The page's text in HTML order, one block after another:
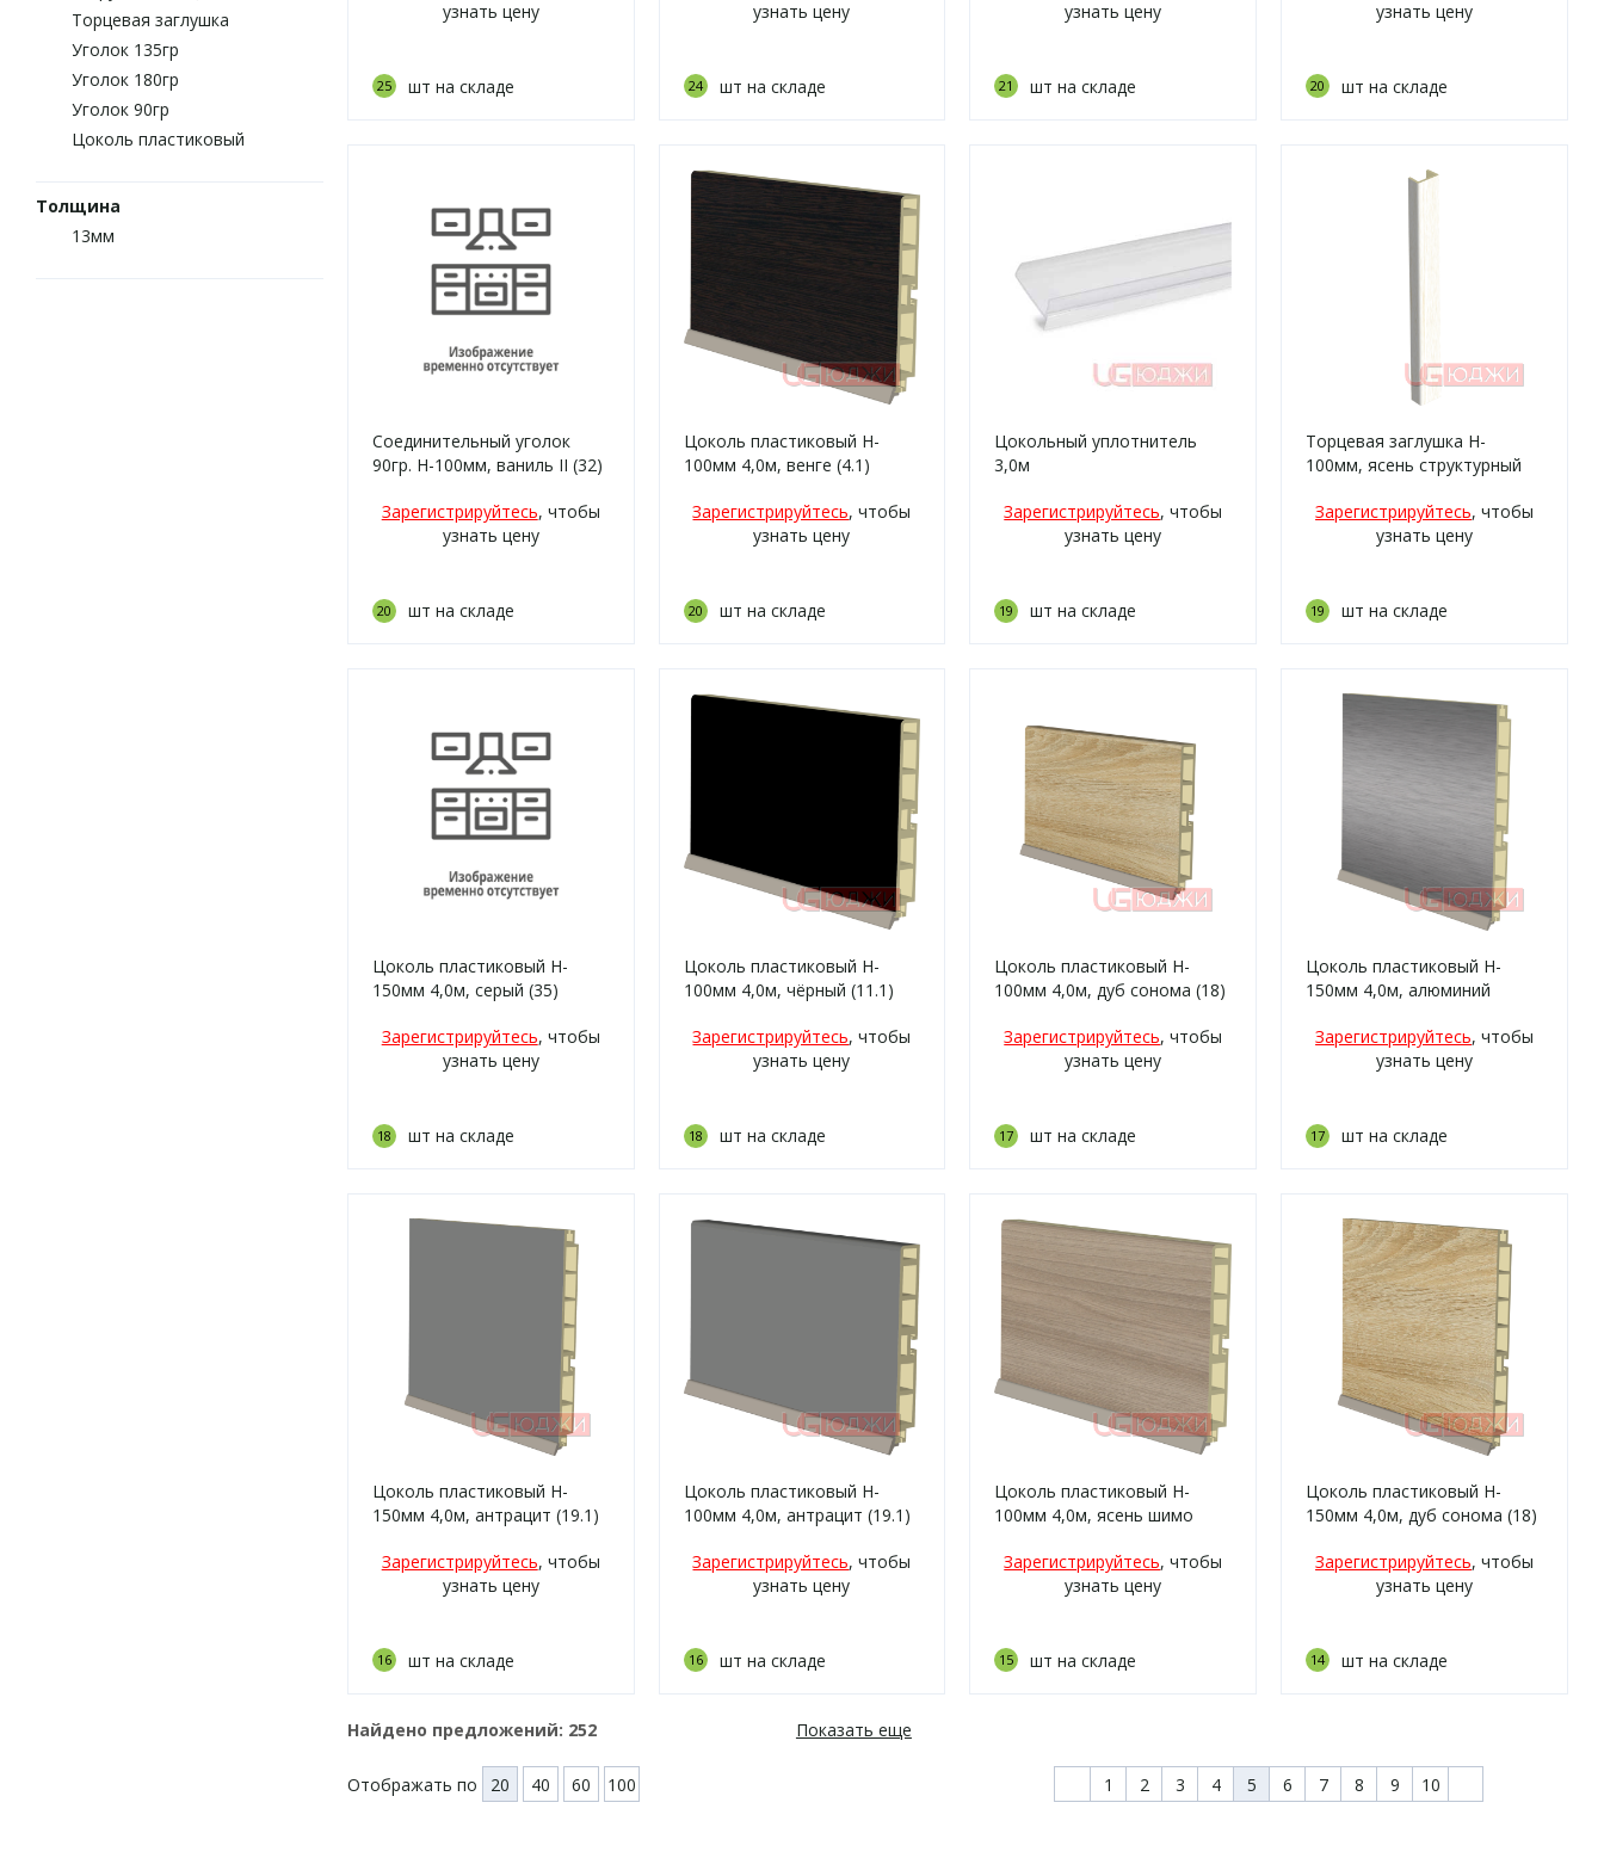
Торцевая заглушка
Уголок 135гр
Уголок 180гр
Уголок 90гр
Цоколь пластиковый
Толщина
13мм
узнать цену
25 шт на складе
узнать цену
24 шт на складе
узнать цену
21 шт на складе
узнать цену
20 шт на складе
Соединительный уголок
90гр. H-100мм, ваниль II (32)
Зарегистрируйтесь, чтобы
узнать цену
20 шт на складе
Цоколь пластиковый H-
100мм 4,0м, венге (4.1)
Зарегистрируйтесь, чтобы
узнать цену
20 шт на складе
Цокольный уплотнитель
3,0м
Зарегистрируйтесь, чтобы
узнать цену
19 шт на складе
Торцевая заглушка H-
100мм, ясень структурный
Зарегистрируйтесь, чтобы
узнать цену
19 шт на складе
Цоколь пластиковый H-
150мм 4,0м, серый (35)
Зарегистрируйтесь, чтобы
узнать цену
18 шт на складе
Цоколь пластиковый H-
100мм 4,0м, чёрный (11.1)
Зарегистрируйтесь, чтобы
узнать цену
18 шт на складе
Цоколь пластиковый H-
100мм 4,0м, дуб сонома (18)
Зарегистрируйтесь, чтобы
узнать цену
17 шт на складе
Цоколь пластиковый H-
150мм 4,0м, алюминий
Зарегистрируйтесь, чтобы
узнать цену
17 шт на складе
Цоколь пластиковый H-
150мм 4,0м, антрацит (19.1)
Зарегистрируйтесь, чтобы
узнать цену
16 шт на складе
Цоколь пластиковый H-
100мм 4,0м, антрацит (19.1)
Зарегистрируйтесь, чтобы
узнать цену
16 шт на складе
Цоколь пластиковый H-
100мм 4,0м, ясень шимо
Зарегистрируйтесь, чтобы
узнать цену
15 шт на складе
Цоколь пластиковый H-
150мм 4,0м, дуб сонома (18)
Зарегистрируйтесь, чтобы
узнать цену
14 шт на складе
Найдено предложений: 252
Отображать по 20 40 60 100
Показать еще
1 2 3 4 5 6 7 8 9 10